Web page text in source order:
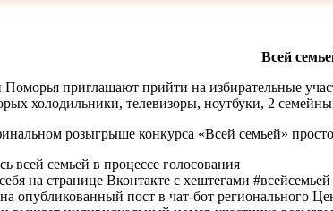
Всей
Поморья приглашают прийти на избирательные
холодильники, телевизоры, ноутбуки, 2
розыгрыше конкурса «Всей семьей»
всей семьей в процессе голосования
на странице Вконтакте с хештегами
опубликованный пост в чат-бот регионального